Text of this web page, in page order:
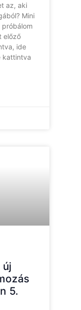
az, aki
Mini
előző
ide
kattintva
új
5.